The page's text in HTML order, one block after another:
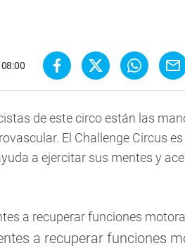
de este circo están las
El Challenge Circus es
a ejercitar sus mentes y
a recuperar funciones